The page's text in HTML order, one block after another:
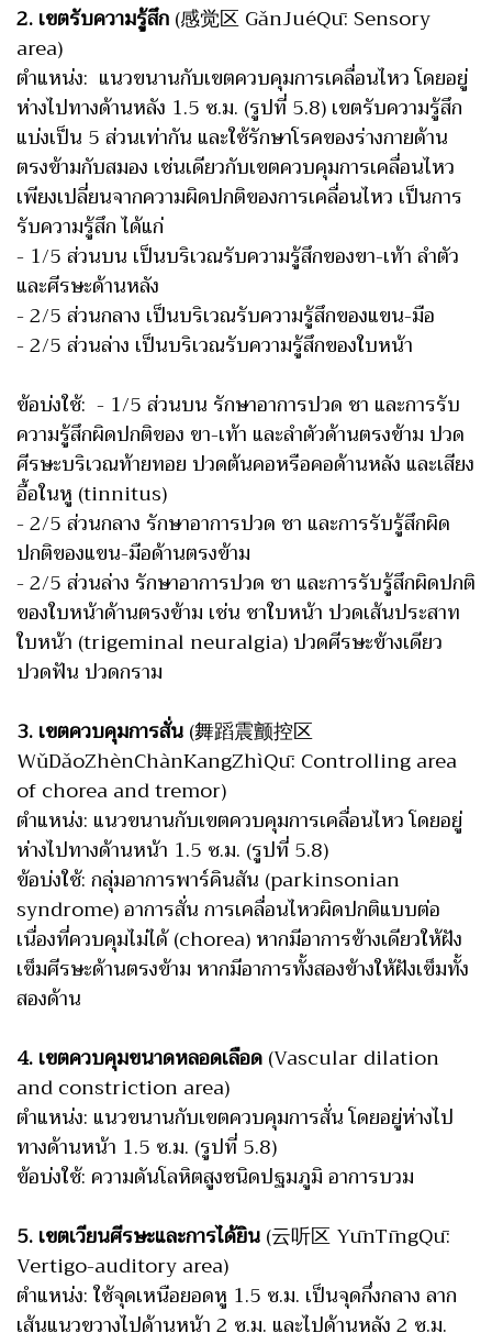
2. เขตรับความรู้สึก(感觉区 GǎnJuéQū: Sensory
area)
ตำแหน่ง: แนวขนานกับเขตควบคุมการเคลื่อนไหว โดยอยู่
ห่างไปทางด้านหลัง 1.5 ซ.ม. (รูปที่ 5.8) เขตรับความรู้สึก
แบ่งเป็น 5 ส่วนเท่ากัน และใช้รักษาโรคของร่างกายด้าน
ตรงข้ามกับสมอง เช่นเดียวกับเขตควบคุมการเคลื่อนไหว
เพียงเปลี่ยนจากความผิดปกติของการเคลื่อนไหว เป็นการ
รับความรู้สึก ได้แก่
- 1/5 ส่วนบน เป็นบริเวณรับความรู้สึกของขา-เท้า ลำตัว
และศีรษะด้านหลัง
- 2/5 ส่วนกลาง เป็นบริเวณรับความรู้สึกของแขน-มือ
- 2/5 ส่วนล่าง เป็นบริเวณรับความรู้สึกของใบหน้า
ข้อบ่งใช้: - 1/5 ส่วนบน รักษาอาการปวด ชา และการรับ
ความรู้สึกผิดปกติของ ขา-เท้า และลำตัวด้านตรงข้าม ปวด
ศีรษะบริเวณท้ายทอย ปวดต้นคอหรือคอด้านหลัง และเสียง
อื้อในหู (tinnitus)
- 2/5 ส่วนกลาง รักษาอาการปวด ชา และการรับรู้สึกผิด
ปกติของแขน-มือด้านตรงข้าม
- 2/5 ส่วนล่าง รักษาอาการปวด ชา และการรับรู้สึกผิดปกติ
ของใบหน้าด้านตรงข้าม เช่น ชาใบหน้า ปวดเส้นประสาท
ใบหน้า (trigeminal neuralgia) ปวดศีรษะข้างเดียว
ปวดฟัน ปวดกราม
3. เขตควบคุมการสั่น(舞蹈震颤控区
WǔDǎoZhènChànKangZhìQū: Controlling area
of chorea and tremor)
ตำแหน่ง: แนวขนานกับเขตควบคุมการเคลื่อนไหว โดยอยู่
ห่างไปทางด้านหน้า 1.5 ซ.ม. (รูปที่ 5.8)
ข้อบ่งใช้: กลุ่มอาการพาร์คินสัน (parkinsonian
syndrome) อาการสั่น การเคลื่อนไหวผิดปกติแบบต่อ
เนื่องที่ควบคุมไม่ได้ (chorea) หากมีอาการข้างเดียวให้ฝัง
เข็มศีรษะด้านตรงข้าม หากมีอาการทั้งสองข้างให้ฝังเข็มทั้ง
สองด้าน
4. เขตควบคุมขนาดหลอดเลือด(Vascular dilation
and constriction area)
ตำแหน่ง: แนวขนานกับเขตควบคุมการสั่น โดยอยู่ห่างไป
ทางด้านหน้า 1.5 ซ.ม. (รูปที่ 5.8)
ข้อบ่งใช้: ความดันโลหิตสูงชนิดปฐมภูมิ อาการบวม
5. เขตเวียนศีรษะและการได้ยิน(云听区 YūnTīngQū:
Vertigo-auditory area)
ตำแหน่ง: ใช้จุดเหนือยอดหู 1.5 ซ.ม. เป็นจุดกึ่งกลาง ลาก
เส้นแนวขวางไปด้านหน้า 2 ซ.ม. และไปด้านหลัง 2 ซ.ม.